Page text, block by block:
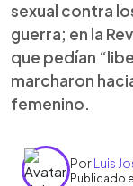
sexual contra
guerra; en la
que pedían
marcharon
femenino.
PorLuis
Publicado